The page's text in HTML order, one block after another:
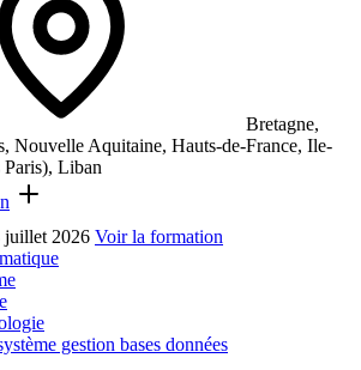
Bretagne,
Nouvelle Aquitaine, Hauts-de-France, Ile-
Paris), Liban
juillet 2026 Voir la formation
gestion bases données